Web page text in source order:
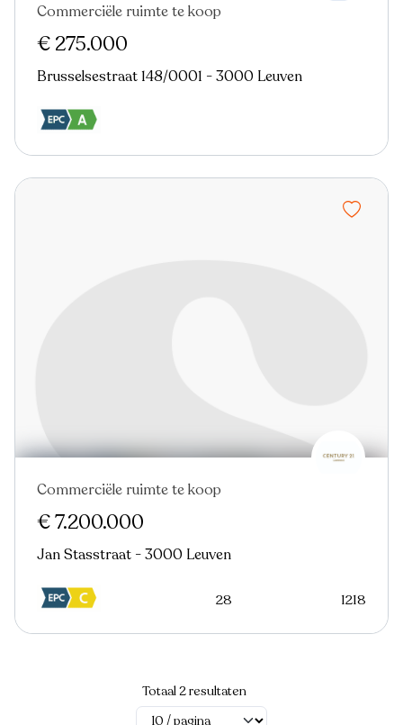
Commerciële ruimte te koop
€ 275.000
Brusselsestraat 148/0001 - 3000 Leuven
Commerciële ruimte te koop
€ 7.200.000
Jan Stasstraat - 3000 Leuven
28 1218
Totaal 2 resultaten